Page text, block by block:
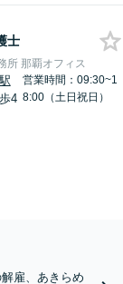
士
所 那覇オフィス
4
営業時間：09:30~1
8:00（土日祝日）
雇、あきらめ